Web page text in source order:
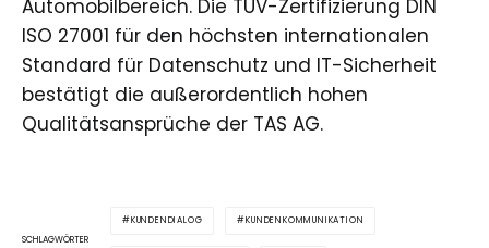
Automobilbereich. Die TÜV-Zertifizierung DIN
ISO 27001 für den höchsten internationalen
Standard für Datenschutz und IT-Sicherheit
bestätigt die außerordentlich hohen
Qualitätsansprüche der TAS AG.
SCHLAGWÖRTER
KUNDENDIALOG KUNDENKOMMUNIKATION